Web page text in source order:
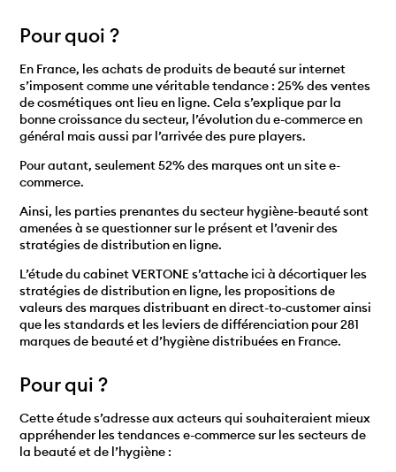
Pour quoi ?
En France, les achats de produits de beauté sur internet
s’imposent comme une véritable tendance : 25% des ventes
de cosmétiques ont lieu en ligne. Cela s’explique par la
bonne croissance du secteur, l’évolution du e-commerce en
général mais aussi par l’arrivée des pure players.
Pour autant, seulement 52% des marques ont un site e-
commerce.
Ainsi, les parties prenantes du secteur hygiène-beauté sont
amenées à se questionner sur le présent et l’avenir des
stratégies de distribution en ligne.
L’étude du cabinet VERTONE s’attache ici à décortiquer les
stratégies de distribution en ligne, les propositions de
valeurs des marques distribuant en direct-to-customer ainsi
que les standards et les leviers de différenciation pour 281
marques de beauté et d’hygiène distribuées en France.
Pour qui ?
Cette étude s’adresse aux acteurs qui souhaiteraient mieux
appréhender les tendances e-commerce sur les secteurs de
la beauté et de l’hygiène :